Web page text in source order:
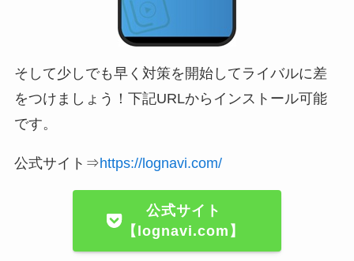
そして少しでも早く対策を開始してライバルに差
をつけましょう！下記URLからインストール可能
です。
公式サイト⇒https://lognavi.com/
公式サイト
【lognavi.com】